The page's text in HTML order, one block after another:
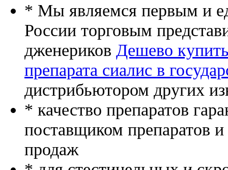
* Мы являемся первым и
России торговым
дженериков Дешево
препарата сиалис в
дистрибьютором других
* качество препаратов
поставщиком препаратов
продаж